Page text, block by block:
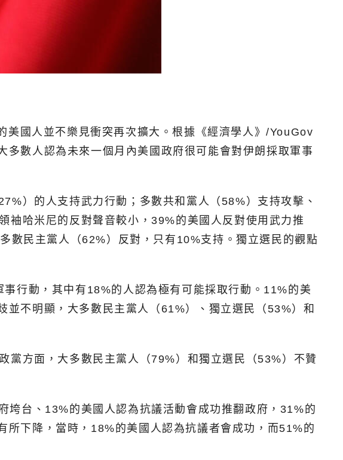
國人並不樂見衝突再次擴大。根據《經濟學人》/YouGov
數人認為未來一個月內美國政府很可能會對伊朗採取軍事
）的人支持武力行動；多數共和黨人（58%）支持攻擊、
袖哈米尼的反對聲音較小，39%的美國人反對使用武力推
數民主黨人（62%）反對，只有10%支持。獨立選民的觀點
行動，其中有18%的人認為極有可能採取行動。11%的美
不明顯，大多數民主黨人（61%）、獨立選民（53%）和
黨方面，大多數民主黨人（79%）和獨立選民（53%）不贊
垮台、13%的美國人認為抗議活動會成功推翻政府，31%的
下降，當時，18%的美國人認為抗議者會成功，而51%的